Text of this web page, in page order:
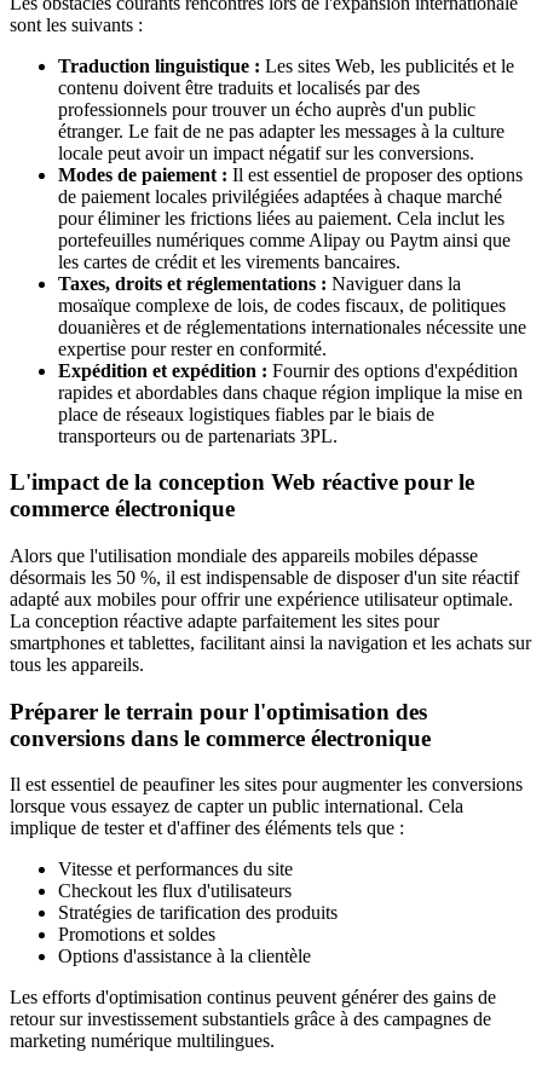
sont les suivants :
Traduction linguistique : Les sites Web, les publicités et le
contenu doivent être traduits et localisés par des
professionnels pour trouver un écho auprès d'un public
étranger. Le fait de ne pas adapter les messages à la culture
locale peut avoir un impact négatif sur les conversions.
Modes de paiement : Il est essentiel de proposer des options
de paiement locales privilégiées adaptées à chaque marché
pour éliminer les frictions liées au paiement. Cela inclut les
portefeuilles numériques comme Alipay ou Paytm ainsi que
les cartes de crédit et les virements bancaires.
Taxes, droits et réglementations : Naviguer dans la
mosaïque complexe de lois, de codes fiscaux, de politiques
douanières et de réglementations internationales nécessite une
expertise pour rester en conformité.
Expédition et expédition : Fournir des options d'expédition
rapides et abordables dans chaque région implique la mise en
place de réseaux logistiques fiables par le biais de
transporteurs ou de partenariats 3PL.
L'impact de la conception Web réactive pour le
commerce électronique
Alors que l'utilisation mondiale des appareils mobiles dépasse
désormais les 50 %, il est indispensable de disposer d'un site réactif
adapté aux mobiles pour offrir une expérience utilisateur optimale.
La conception réactive adapte parfaitement les sites pour
smartphones et tablettes, facilitant ainsi la navigation et les achats sur
tous les appareils.
Préparer le terrain pour l'optimisation des
conversions dans le commerce électronique
Il est essentiel de peaufiner les sites pour augmenter les conversions
lorsque vous essayez de capter un public international. Cela
implique de tester et d'affiner des éléments tels que :
Vitesse et performances du site
Checkout les flux d'utilisateurs
Stratégies de tarification des produits
Promotions et soldes
Options d'assistance à la clientèle
Les efforts d'optimisation continus peuvent générer des gains de
retour sur investissement substantiels grâce à des campagnes de
marketing numérique multilingues.